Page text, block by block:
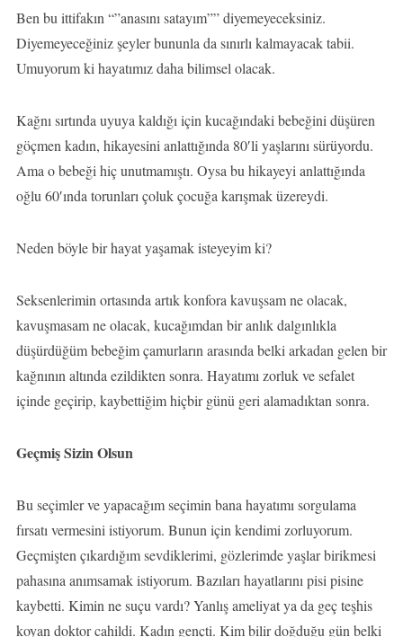
Ben bu ittifakın “”anasını satayım”” diyemeyeceksiniz.
Diyemeyeceğiniz şeyler bununla da sınırlı kalmayacak tabii.
Umuyorum ki hayatımız daha bilimsel olacak.
Kağnı sırtında uyuya kaldığı için kucağındaki bebeğini düşüren
göçmen kadın, hikayesini anlattığında 80′li yaşlarını sürüyordu.
Ama o bebeği hiç unutmamıştı. Oysa bu hikayeyi anlattığında
oğlu 60′ında torunları çoluk çocuğa karışmak üzereydi.
Neden böyle bir hayat yaşamak isteyeyim ki?
Seksenlerimin ortasında artık konfora kavuşsam ne olacak,
kavuşmasam ne olacak, kucağımdan bir anlık dalgınlıkla
düşürdüğüm bebeğim çamurların arasında belki arkadan gelen bir
kağnının altında ezildikten sonra. Hayatımı zorluk ve sefalet
içinde geçirip, kaybettiğim hiçbir günü geri alamadıktan sonra.
Geçmiş Sizin Olsun
Bu seçimler ve yapacağım seçimin bana hayatımı sorgulama
fırsatı vermesini istiyorum. Bunun için kendimi zorluyorum.
Geçmişten çıkardığım sevdiklerimi, gözlerimde yaşlar birikmesi
pahasına anımsamak istiyorum. Bazıları hayatlarını pisi pisine
kaybetti. Kimin ne suçu vardı? Yanlış ameliyat ya da geç teşhis
koyan doktor cahildi. Kadın gençti. Kim bilir doğduğu gün belki